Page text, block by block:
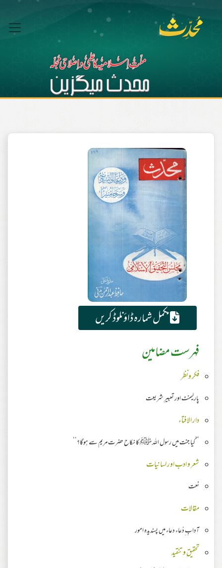
مکمل شمارہ ڈاؤنلوڈ کریں
فہرست مضامین
فکر ونظر
پارلیمنٹ اور تعبیرِ شریعت
دار الافتاء
’’کیا جنت میں رسول اللہ ﷺ کا نکاح حضرت مریم سے ہوگا؟‘‘
شعر و ادب اور لسانیات
نعت
مقالات
آدابِ ِدُعاء دعاء میں پسندیدہ امور
تحقیق وتنقید